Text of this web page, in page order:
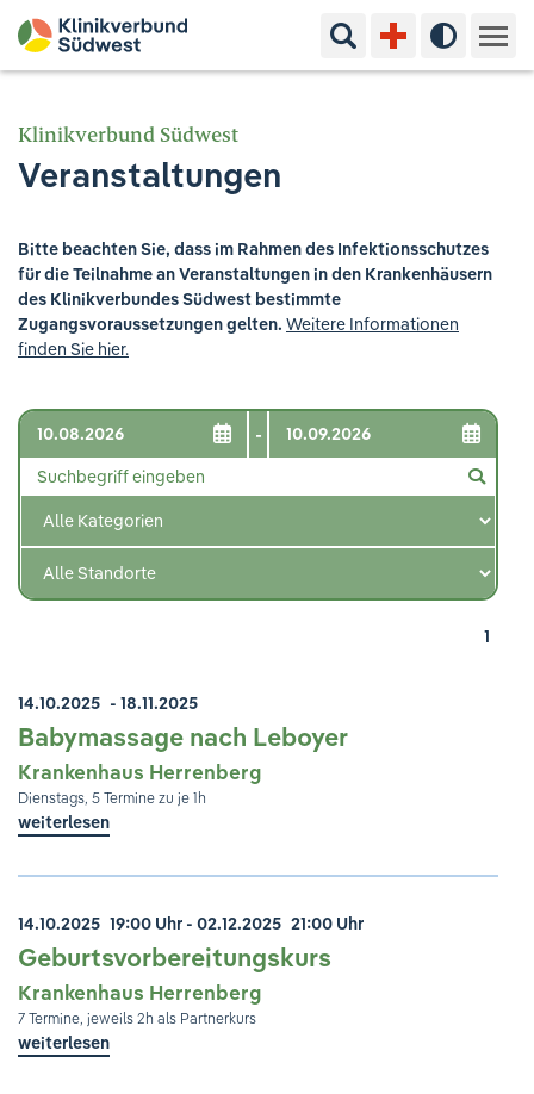
Suchbegriff eingeben
Hoher
Ihr Aufenthalt
Ausbildung & Studium
Jobs & Karriere
Der Klinikverbund Südwest
Standorte & Kontakt
Ihre Meinung ist uns wichtig!
Klinikverbund Südwest
Veranstaltungen
Bitte beachten Sie, dass im Rahmen des Infektionsschutzes
für die Teilnahme an Veranstaltungen in den Krankenhäusern
des Klinikverbundes Südwest bestimmte
Zugangsvoraussetzungen gelten. Weitere Informationen
finden Sie hier.
-
1
14.10.2025 - 18.11.2025
Babymassage nach Leboyer
Krankenhaus Herrenberg
Dienstags, 5 Termine zu je 1h
weiterlesen
14.10.2025 19:00 Uhr - 02.12.2025 21:00 Uhr
Geburtsvorbereitungskurs
Krankenhaus Herrenberg
7 Termine, jeweils 2h als Partnerkurs
weiterlesen